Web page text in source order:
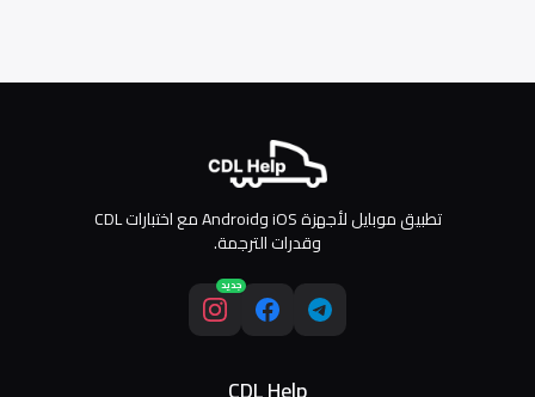
تطبيق موبايل لأجهزة iOS وAndroid مع اختبارات CDL
وقدرات الترجمة.
جديد